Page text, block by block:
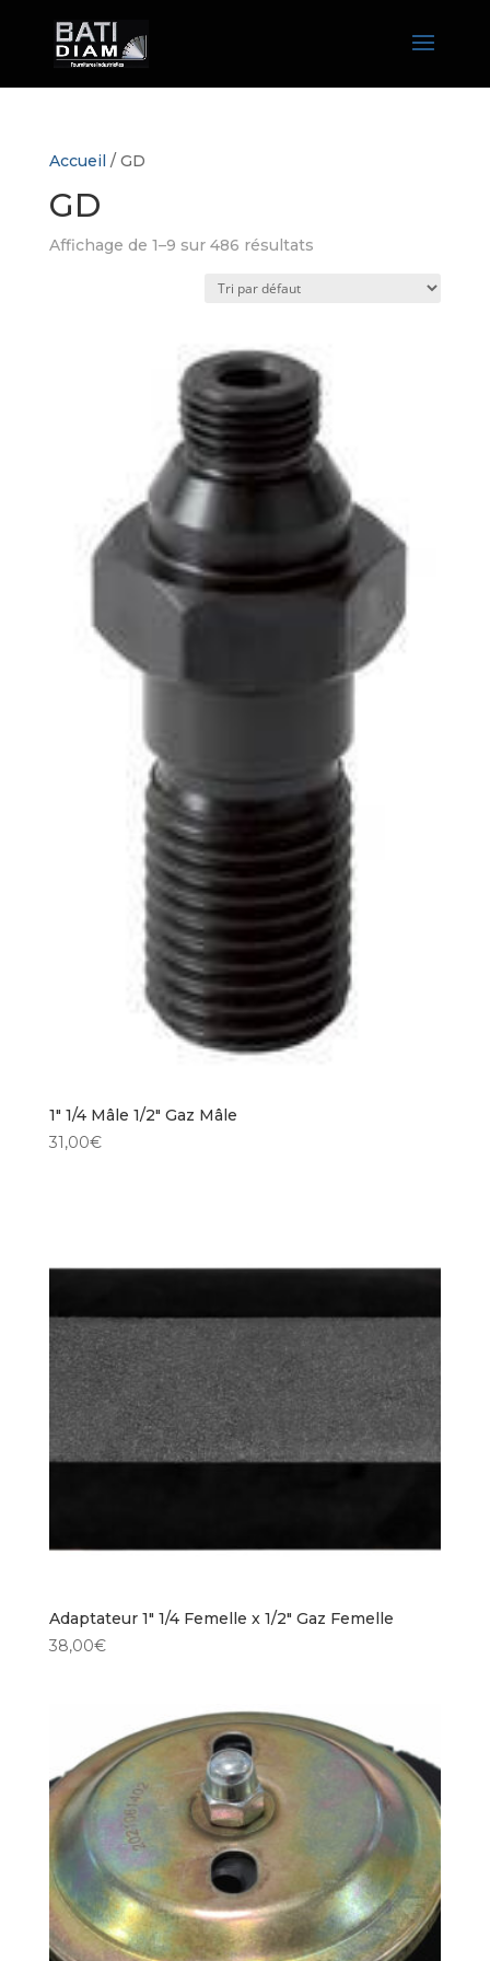
Accueil / GD
GD
Affichage de 1–9 sur 486 résultats
1″ 1/4 Mâle 1/2″ Gaz Mâle
31,00€
Adaptateur 1″ 1/4 Femelle x 1/2″ Gaz Femelle
38,00€